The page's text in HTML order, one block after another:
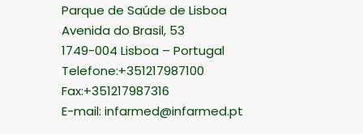
Parque de Saúde de Lisboa
Avenida do Brasil, 53
1749-004 Lisboa – Portugal
Telefone:+351217987100
Fax:+351217987316
E-mail: infarmed@infarmed.pt